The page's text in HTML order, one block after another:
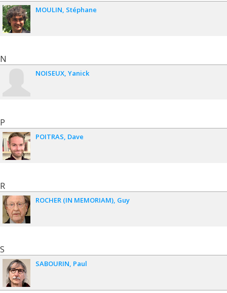
MOULIN Stéphane
N
NOISEUX Yanick
P
POITRAS Dave
R
ROCHER (IN MEMORIAM) Guy
S
SABOURIN Paul